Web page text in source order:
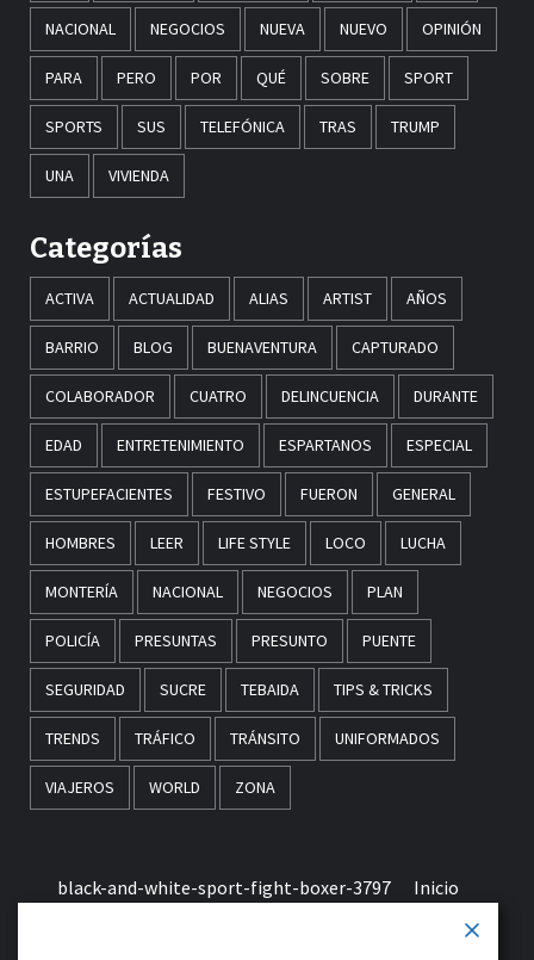
NACIONAL NEGOCIOS NUEVA NUEVO OPINIÓN
PARA PERO POR QUÉ SOBRE SPORT
SPORTS SUS TELEFÓNICA TRAS TRUMP
UNA VIVIENDA
Categorías
ACTIVA ACTUALIDAD ALIAS ARTIST AÑOS
BARRIO BLOG BUENAVENTURA CAPTURADO
COLABORADOR CUATRO DELINCUENCIA DURANTE
EDAD ENTRETENIMIENTO ESPARTANOS ESPECIAL
ESTUPEFACIENTES FESTIVO FUERON GENERAL
HOMBRES LEER LIFE STYLE LOCO LUCHA
MONTERÍA NACIONAL NEGOCIOS PLAN
POLICÍA PRESUNTAS PRESUNTO PUENTE
SEGURIDAD SUCRE TEBAIDA TIPS & TRICKS
TRENDS TRÁFICO TRÁNSITO UNIFORMADOS
VIAJEROS WORLD ZONA
black-and-white-sport-fight-boxer-3797 Inicio